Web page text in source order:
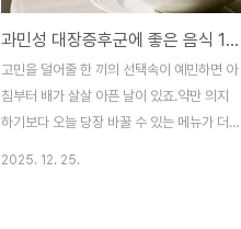
과민성 대장증후군에 좋은 음식 10가지
고민을 덜어줄 한 끼의 선택속이 예민하면 아
침부터 배가 살살 아픈 날이 있죠.약만 의지
하기보다 오늘 당장 바꿀 수 있는 메뉴가 더
2025. 12. 25.